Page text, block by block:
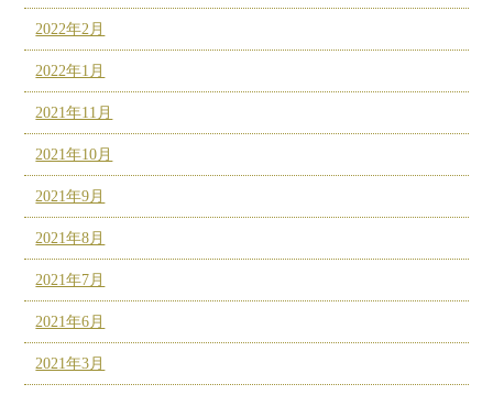
2022年2月
2022年1月
2021年11月
2021年10月
2021年9月
2021年8月
2021年7月
2021年6月
2021年3月